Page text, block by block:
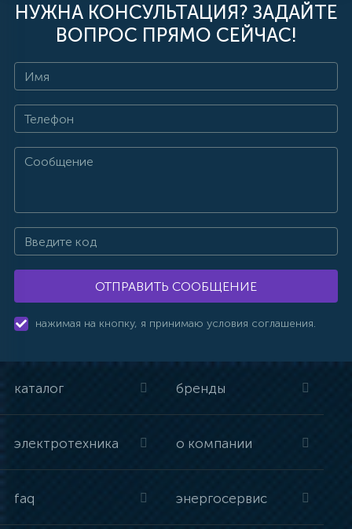
НУЖНА КОНСУЛЬТАЦИЯ? ЗАДАЙТЕ
ВОПРОС ПРЯМО СЕЙЧАС!
ОТПРАВИТЬ СООБЩЕНИЕ
нажимая на кнопку, я принимаю условия соглашения.
каталог бренды
электротехника о компании
faq энергосервис